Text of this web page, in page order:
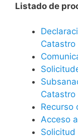
Listado de
Catastro
Catastro
Recurso
Acceso